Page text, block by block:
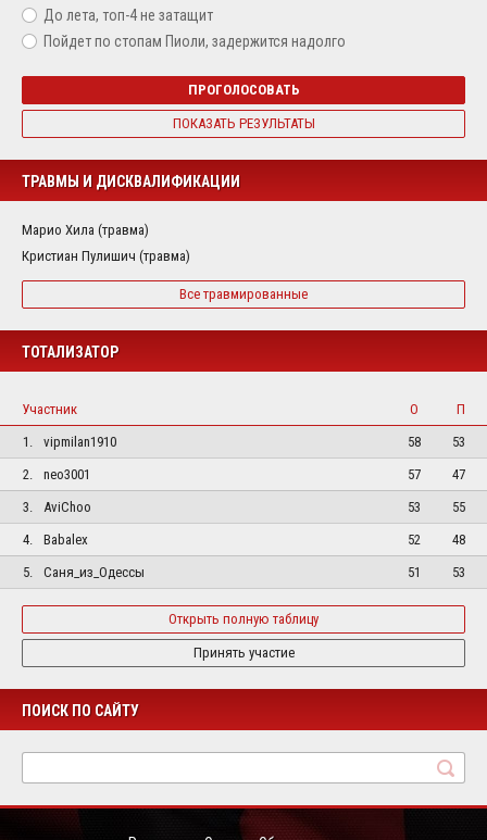
До лета, топ-4 не затащит
Пойдет по стопам Пиоли, задержится надолго
ПРОГОЛОСОВАТЬ
ПОКАЗАТЬ РЕЗУЛЬТАТЫ
ТРАВМЫ И ДИСКВАЛИФИКАЦИИ
Марио Хила (травма)
Кристиан Пулишич (травма)
Все травмированные
ТОТАЛИЗАТОР
Участник О
П
1.
vipmilan1910 58
53
2.
neo3001 57
47
3.
AviChoo 53
55
4.
Babalex 52
48
5.
Саня_из_Одессы 51 53
Открыть полную таблицу
Принять участие
ПОИСК ПО САЙТУ